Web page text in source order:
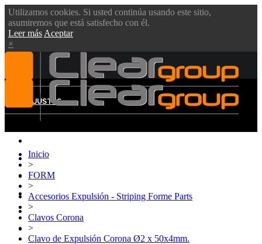
Utilizamos cookies. Si usted continúa usando este sitio,
asumiremos que está satisfecho con él.
Leer más Aceptar
×
AJUSTES
CLEAR GROUP
VIDEOS
PRODUCTOS
DESCARGAS
Inicio
>
FORM
>
Accesorios Expulsión - Striping Forme Parts
>
Clavos Corona
>
Clavo de Expulsión Corona Ø2 x 50x4mm.